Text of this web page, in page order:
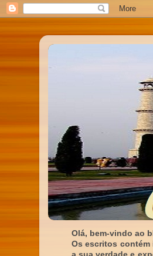
Olá, bem-vindo ao
Os escritos contém
a sua verdade e